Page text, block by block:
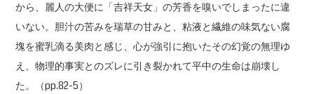
から、麗人の大便に「吉祥天女」の芳香を嗅いでしまったに違
いない。胆汁の苦みを瑞草の甘みと、粘液と繊維の味気ない腐
塊を蜜乳滴る美肉と感じ、心が強引に抱いたその幻覚の無理ゆ
え、物理的事実とのズレに引き裂かれて平中の生命は崩壊し
た。（pp.82-5）